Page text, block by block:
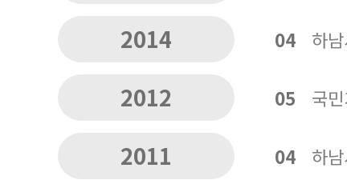
2014
2012
2011
04 하
05 국
04 하